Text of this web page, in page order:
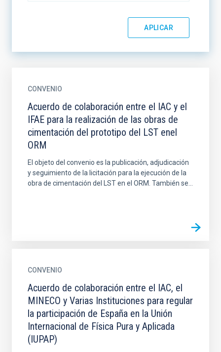
CONVENIO
Acuerdo de colaboración entre el IAC y el
IFAE para la realización de las obras de
cimentación del prototipo del LST enel
ORM
El objeto del convenio es la publicación, adjudicación
y seguimiento de la licitación para la ejecución de la
obra de cimentación del LST en el ORM. También se...
CONVENIO
Acuerdo de colaboración entre el IAC, el
MINECO y Varias Instituciones para regular
la participación de España en la Unión
Internacional de Física Pura y Aplicada
(IUPAP)